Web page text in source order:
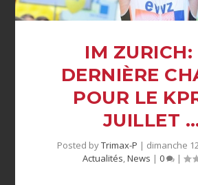
IM ZURICH:
DERNIÈRE
POUR LE
JUILLET
Posted byTrimax-P | dimanche
Actualités News | 0 |